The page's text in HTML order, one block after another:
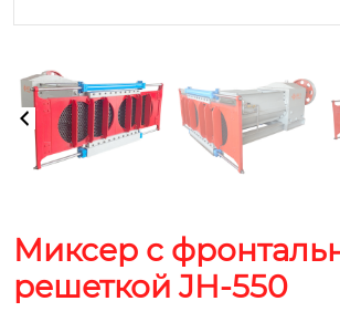
Миксер с
решеткой JH-550